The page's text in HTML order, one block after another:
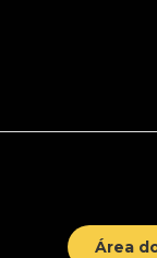
Área